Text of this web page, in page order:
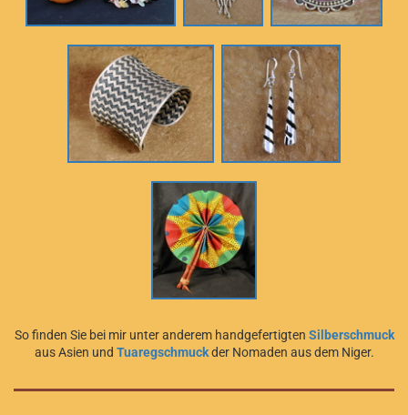
So finden Sie bei mir unter anderem handgefertigten Silberschmuck
aus Asien und Tuaregschmuckder Nomaden aus dem Niger.